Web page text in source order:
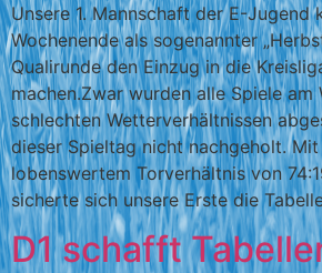
Unsere 1. Mannschaft der E-Jugend
Wochenende als sogenannter
Qualirunde den Einzug in die
machen.Zwar wurden alle Spiele am
schlechten Wetterverhältnissen
dieser Spieltag nicht nachgeholt. Mit
lobenswertem Torverhältnis von
sicherte sich unsere Erste die
D1 schafft